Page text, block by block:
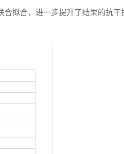
拟合，进一步提升了结果的抗干